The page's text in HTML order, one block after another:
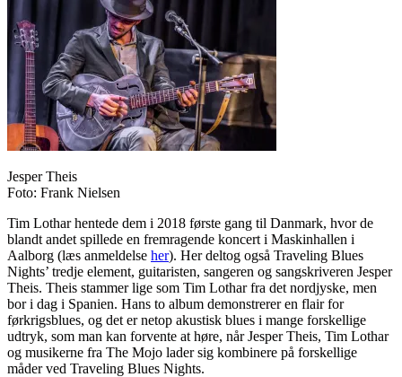
Jesper Theis
Foto: Frank Nielsen
Tim Lothar hentede dem i 2018 første gang til Danmark, hvor de
blandt andet spillede en fremragende koncert i Maskinhallen i
Aalborg (læs anmeldelse her). Her deltog også Traveling Blues
Nights’ tredje element, guitaristen, sangeren og sangskriveren Jesper
Theis. Theis stammer lige som Tim Lothar fra det nordjyske, men
bor i dag i Spanien. Hans to album demonstrerer en flair for
førkrigsblues, og det er netop akustisk blues i mange forskellige
udtryk, som man kan forvente at høre, når Jesper Theis, Tim Lothar
og musikerne fra The Mojo lader sig kombinere på forskellige
måder ved Traveling Blues Nights.